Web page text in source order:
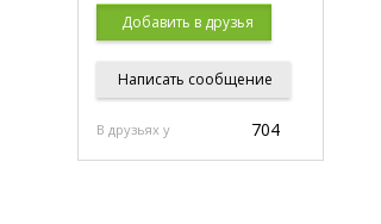
Добавить в друзья
Написать сообщение
В друзьях у 704